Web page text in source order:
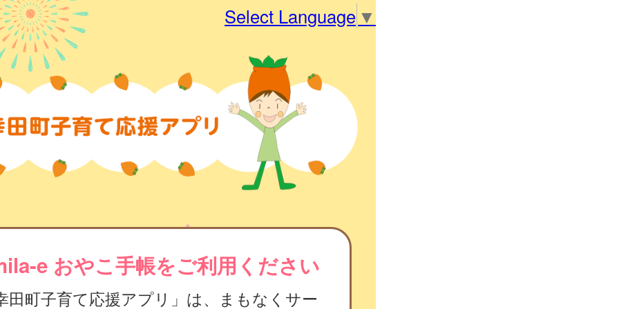
Select Language ▼
e おやこ手帳をご利用ください
田町子育て応援アプリ」は、まもなくサー